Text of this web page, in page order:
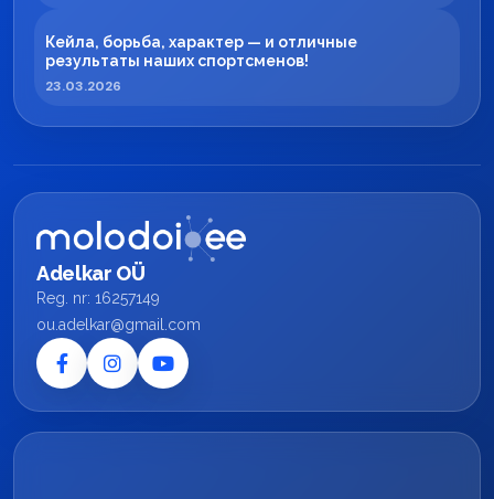
Кейла, борьба, характер — и отличные
результаты наших спортсменов!
23.03.2026
Adelkar OÜ
Reg. nr: 16257149
ou.adelkar@gmail.com